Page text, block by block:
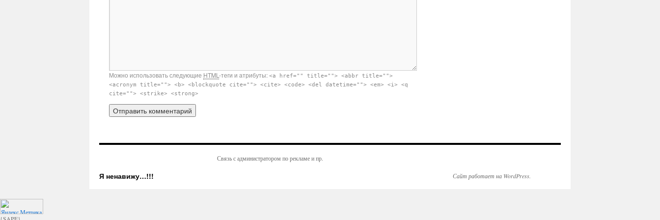
Можно использовать следующие HTML -теги и атрибуты: <a href="" title=""> <abbr title="">
<acronym title=""> <b> <blockquote cite=""> <cite> <code> <del datetime=""> <em> <i> <q
cite=""> <strike> <strong>
Связь с администратором по рекламе и пр.
Я ненавижу…!!! Сайт работает на WordPress.